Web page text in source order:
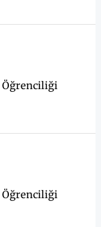
Öğrenciliği
Öğrenciliği